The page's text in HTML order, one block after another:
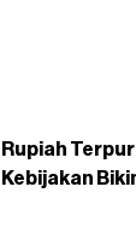
Rupiah
Kebijakan